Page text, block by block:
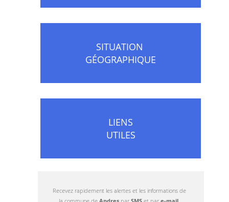
SITUATION
GÉOGRAPHIQUE
LIENS
UTILES
Recevez rapidement les alertes et les informations de